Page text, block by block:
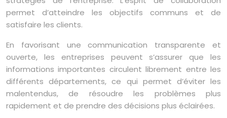
permet d’atteindre les objectifs communs et de
satisfaire les clients.
En favorisant une communication transparente et
ouverte, les entreprises peuvent s’assurer que les
informations importantes circulent librement entre les
différents départements, ce qui permet d’éviter les
malentendus, de résoudre les problèmes plus
rapidement et de prendre des décisions plus éclairées.